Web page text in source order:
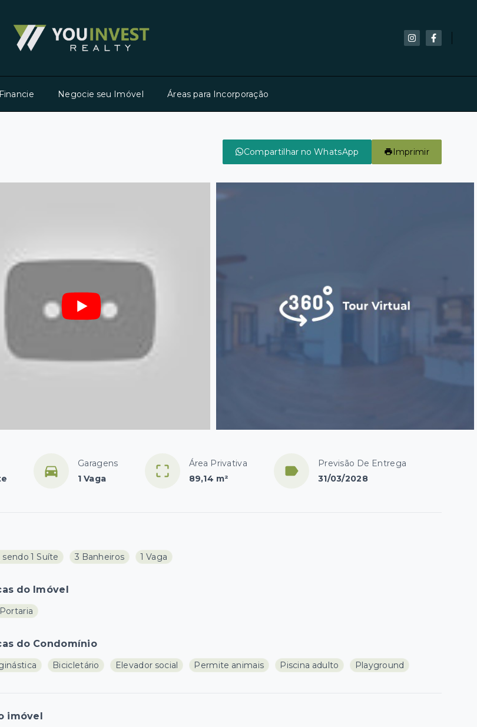
Financie Negocie seu Imóvel Áreas para Incorporação
Compartilhar no WhatsApp Imprimir
Garagens
1 Vaga
Área Privativa
89,14 m²
Previsão De Entrega
31/03/2028
1 Suíte 3 Banheiros 1 Vaga
do Imóvel
Portaria
do Condomínio
Bicicletário Elevador social Permite animais Piscina adulto Playground
imóvel